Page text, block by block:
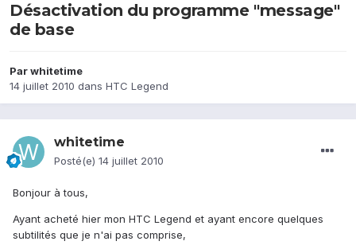
Désactivation du programme "message"
de base
Parwhitetime
14 juillet 2010 dans HTC Legend
whitetime
Posté(e) 14 juillet 2010
Bonjour à tous,
Ayant acheté hier mon HTC Legend et ayant encore quelques
subtilités que je n'ai pas comprise,